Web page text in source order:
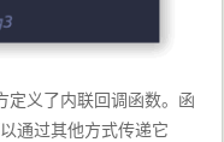
定义了内联回调函数。函
通过其他方式传递它